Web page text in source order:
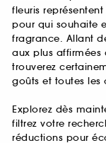
fleuris
pour qui souhaite
fragrance. Allant
aux plus affirmées
trouverez
goûts et toutes les
Explorez dès
filtrez votre
réductions pour